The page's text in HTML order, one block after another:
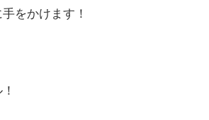
をかけます！